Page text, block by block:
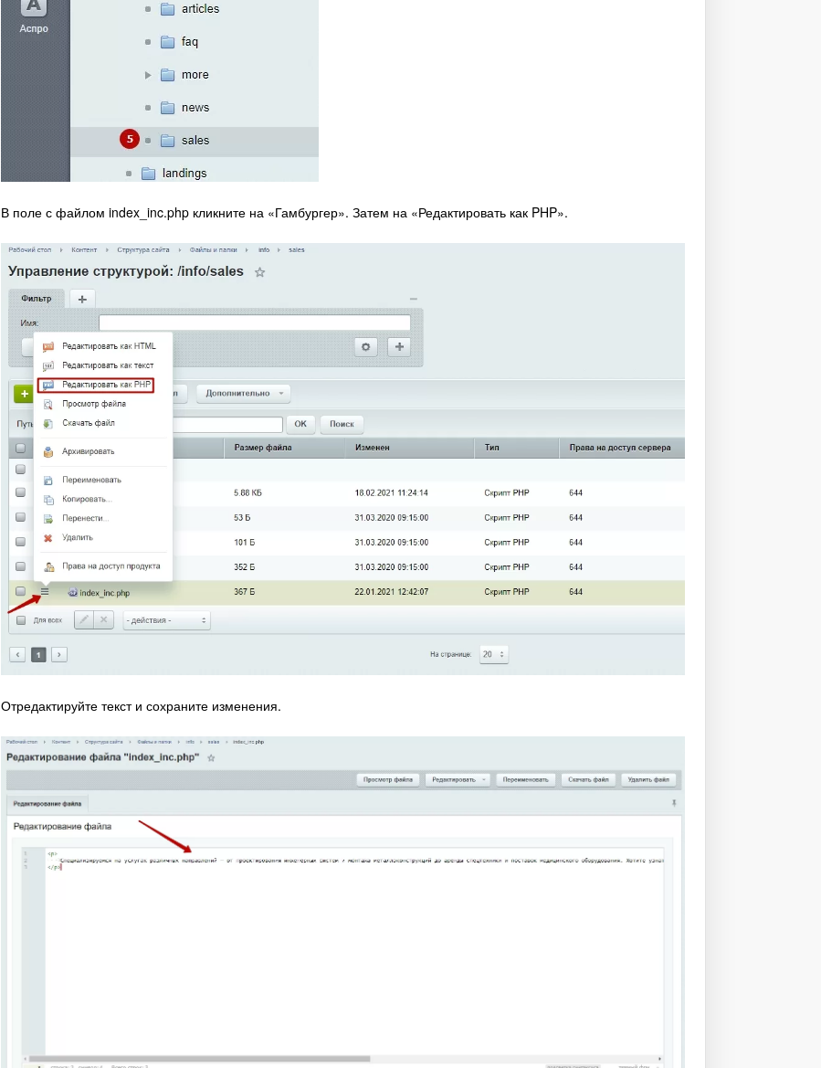
В поле с файлом index_inc.php кликните на «Гамбургер». Затем на «Редактировать как PHP».
Отредактируйте текст и сохраните изменения.